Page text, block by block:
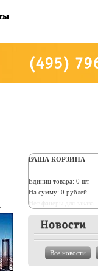
ВАША КОРЗИНА
Единиц товара: 0 шт
На сумму: 0 рублей
Нет фанеры для заказа
Все новости